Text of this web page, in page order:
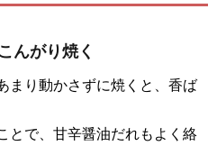
んがり焼く
まり動かさずに焼くと、香ば
とで、甘辛醤油だれもよく絡